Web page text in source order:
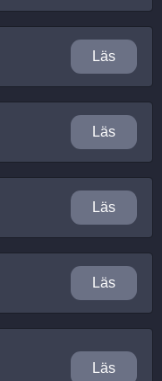
Läs
Läs
Läs
Läs
Läs